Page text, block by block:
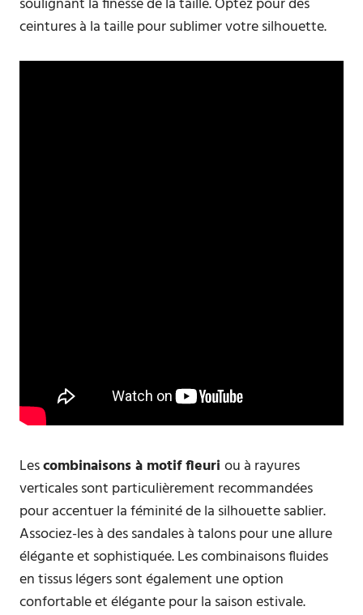
ceintures à la taille pour sublimer votre silhouette.
Lescombinaisons à motif fleuri ou à rayures
verticales sont particulièrement recommandées
pour accentuer la féminité de la silhouette sablier.
Associez-les à des sandales à talons pour une allure
élégante et sophistiquée. Les combinaisons fluides
en tissus légers sont également une option
confortable et élégante pour la saison estivale.